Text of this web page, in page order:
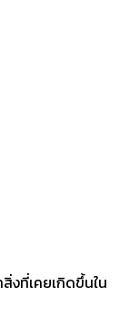
งที่เคยเกิดขึ้นใน